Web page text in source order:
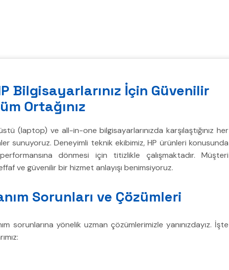
Bilgisayarlarınız İçin Güvenilir
Ortağınız
(laptop) ve all-in-one bilgisayarlarınızda karşılaştığınız her
sunuyoruz. Deneyimli teknik ekibimiz, HP ürünleri konusunda
dönmesi için titizlikle çalışmaktadır. Müşteri
ve güvenilir bir hizmet anlayışı benimsiyoruz.
Sorunları ve Çözümleri
sorunlarına yönelik uzman çözümlerimizle yanınızdayız. İşte